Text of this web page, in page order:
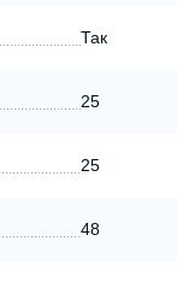
Так
25
25
48